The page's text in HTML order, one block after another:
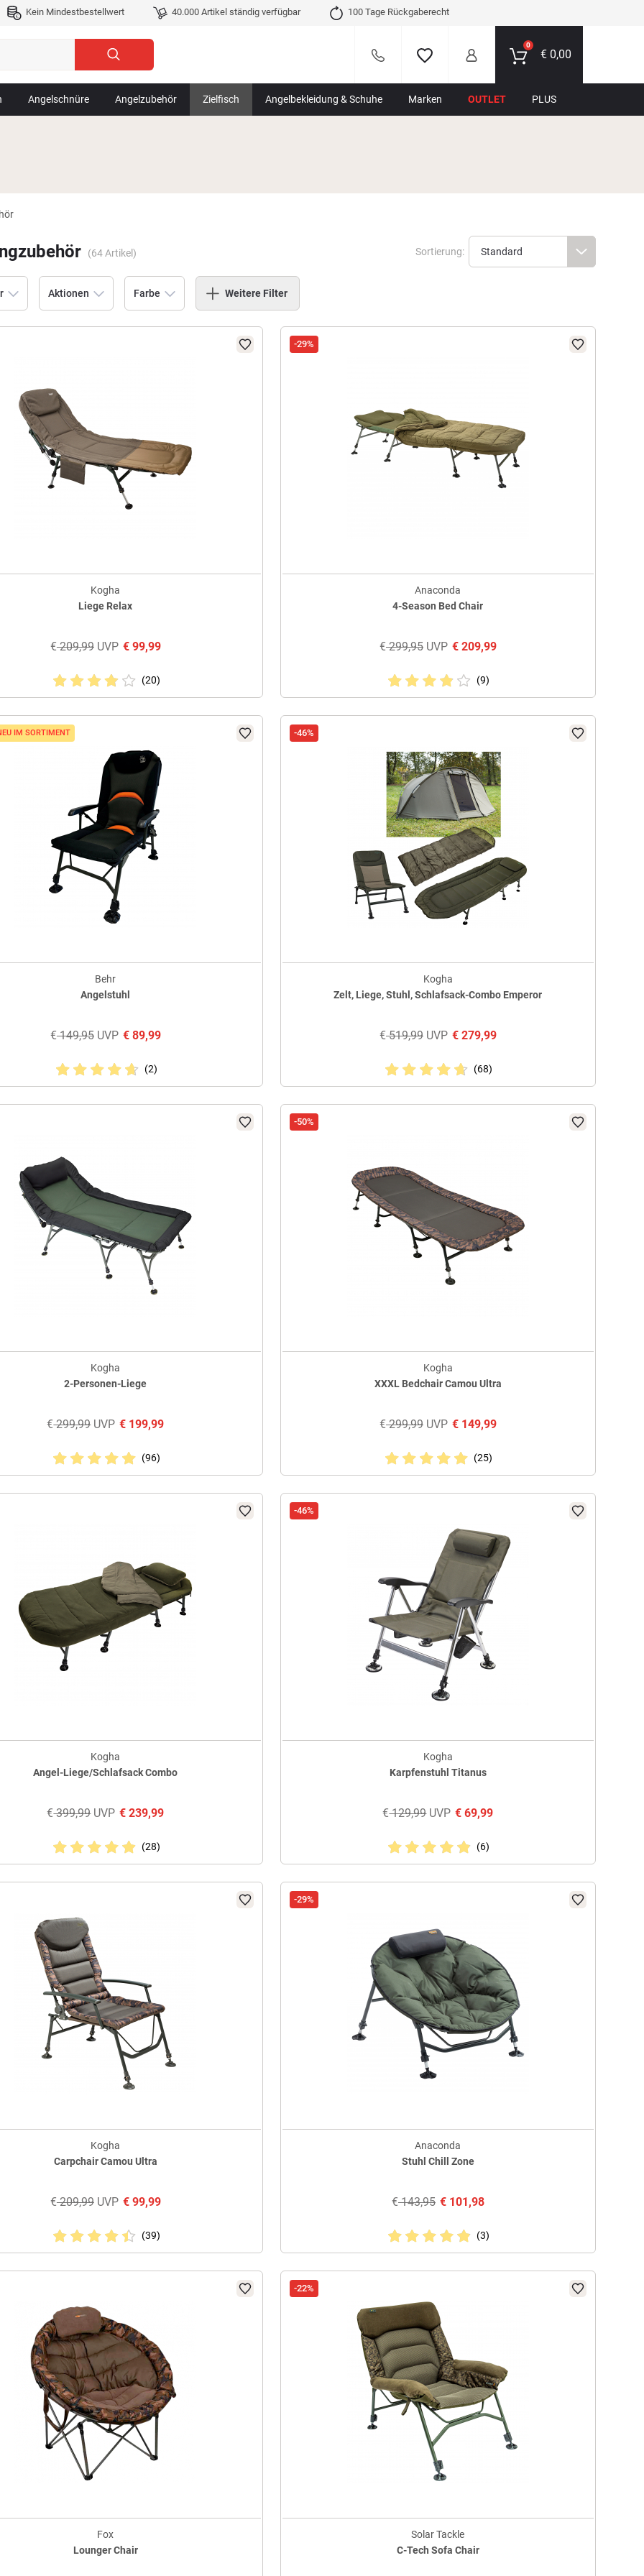
Kein Mindestbestellwert 40.000 Artikel ständig verfügbar 100 Tage Rückgaberecht
0
€0,00
Angelschnüre Angelzubehör Zielfisch Angelbekleidung & Schuhe Marken OUTLET PLUS
(64Artikel) Sortierung:
Aktionen Farbe Weitere Filter
Kogha
Liege Relax
€209,99UVP €99,99
(20)
-29%
Anaconda
4-Season Bed Chair
€299,95UVP €209,99
(9)
IM SORTIMENT
Behr
Angelstuhl
€149,95UVP €89,99
(2)
-46%
Kogha
Zelt, Liege, Stuhl, Schlafsack-Combo Emperor
€519,99UVP €279,99
(68)
Kogha
2-Personen-Liege
€299,99UVP € 199,99
(96)
-50%
Kogha
XXXL Bedchair Camou Ultra
€299,99UVP €149,99
(25)
Kogha
Angel-Liege/Schlafsack Combo
€399,99UVP € 239,99
(28)
-46%
Kogha
Karpfenstuhl Titanus
€129,99UVP € 69,99
(6)
Kogha
Carpchair Camou Ultra
€209,99UVP €99,99
(39)
-29%
Anaconda
Stuhl Chill Zone
€143,95 €101,98
(3)
Fox
Lounger Chair
-22%
Solar Tackle
C-Tech Sofa Chair